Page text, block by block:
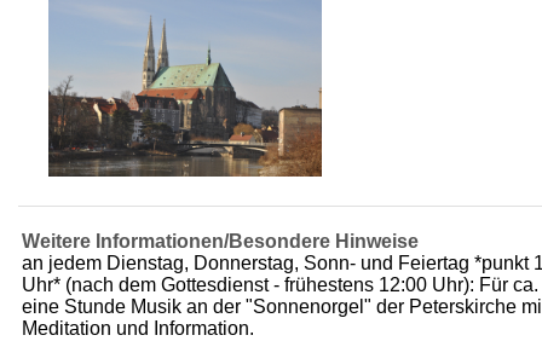
Weitere Informationen/Besondere Hinweise
an jedem Dienstag, Donnerstag, Sonn- und Feiertag *punkt
Uhr* (nach dem Gottesdienst - frühestens 12:00 Uhr): Für ca.
eine Stunde Musik an der "Sonnenorgel" der Peterskirche
Meditation und Information.